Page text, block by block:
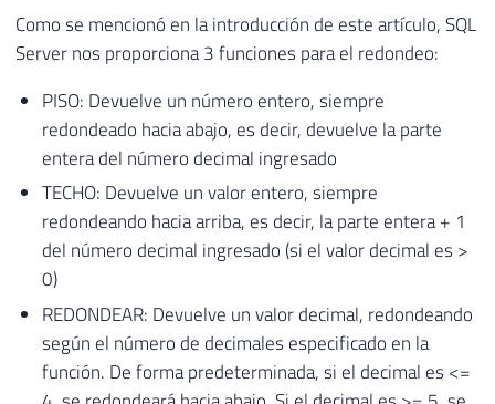
Como se mencionó en la introducción de este artículo, SQL
Server nos proporciona 3 funciones para el redondeo:
PISO: Devuelve un número entero, siempre
redondeado hacia abajo, es decir, devuelve la parte
entera del número decimal ingresado
TECHO: Devuelve un valor entero, siempre
redondeando hacia arriba, es decir, la parte entera + 1
del número decimal ingresado (si el valor decimal es >
0)
REDONDEAR: Devuelve un valor decimal, redondeando
según el número de decimales especificado en la
función. De forma predeterminada, si el decimal es <=